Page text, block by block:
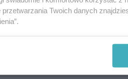
muzycznych
wydaniu.
Twoich danych